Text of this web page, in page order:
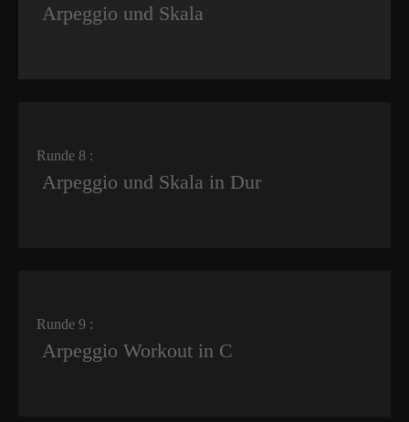
Arpeggio und Skala
Runde 8 :
Arpeggio und Skala in Dur
Runde 9 :
Arpeggio Workout in C